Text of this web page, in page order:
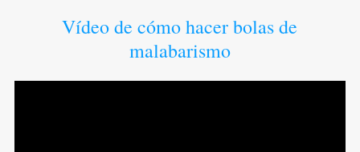
Vídeo de cómo hacer bolas de
malabarismo